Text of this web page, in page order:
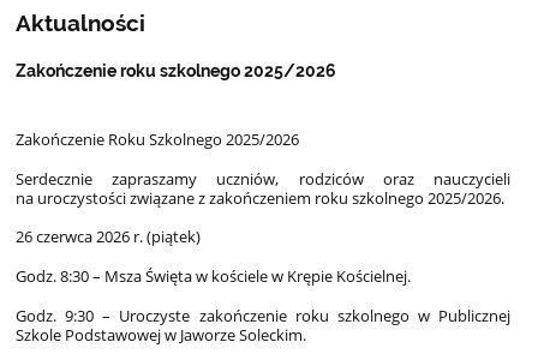
Aktualności
Zakończenie roku szkolnego 2025/2026
Zakończenie Roku Szkolnego 2025/2026
Serdecznie zapraszamy uczniów, rodziców oraz nauczycieli
na uroczystości związane z zakończeniem roku szkolnego 2025/2026.
26 czerwca 2026 r. (piątek)
Godz. 8:30 – Msza Święta w kościele w Krępie Kościelnej.
Godz. 9:30 – Uroczyste zakończenie roku szkolnego w Publicznej
Szkole Podstawowej w Jaworze Soleckim.